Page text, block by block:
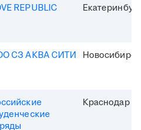
REPUBLIC
СЗ АКВА СИТИ Новосибирск
Краснодар